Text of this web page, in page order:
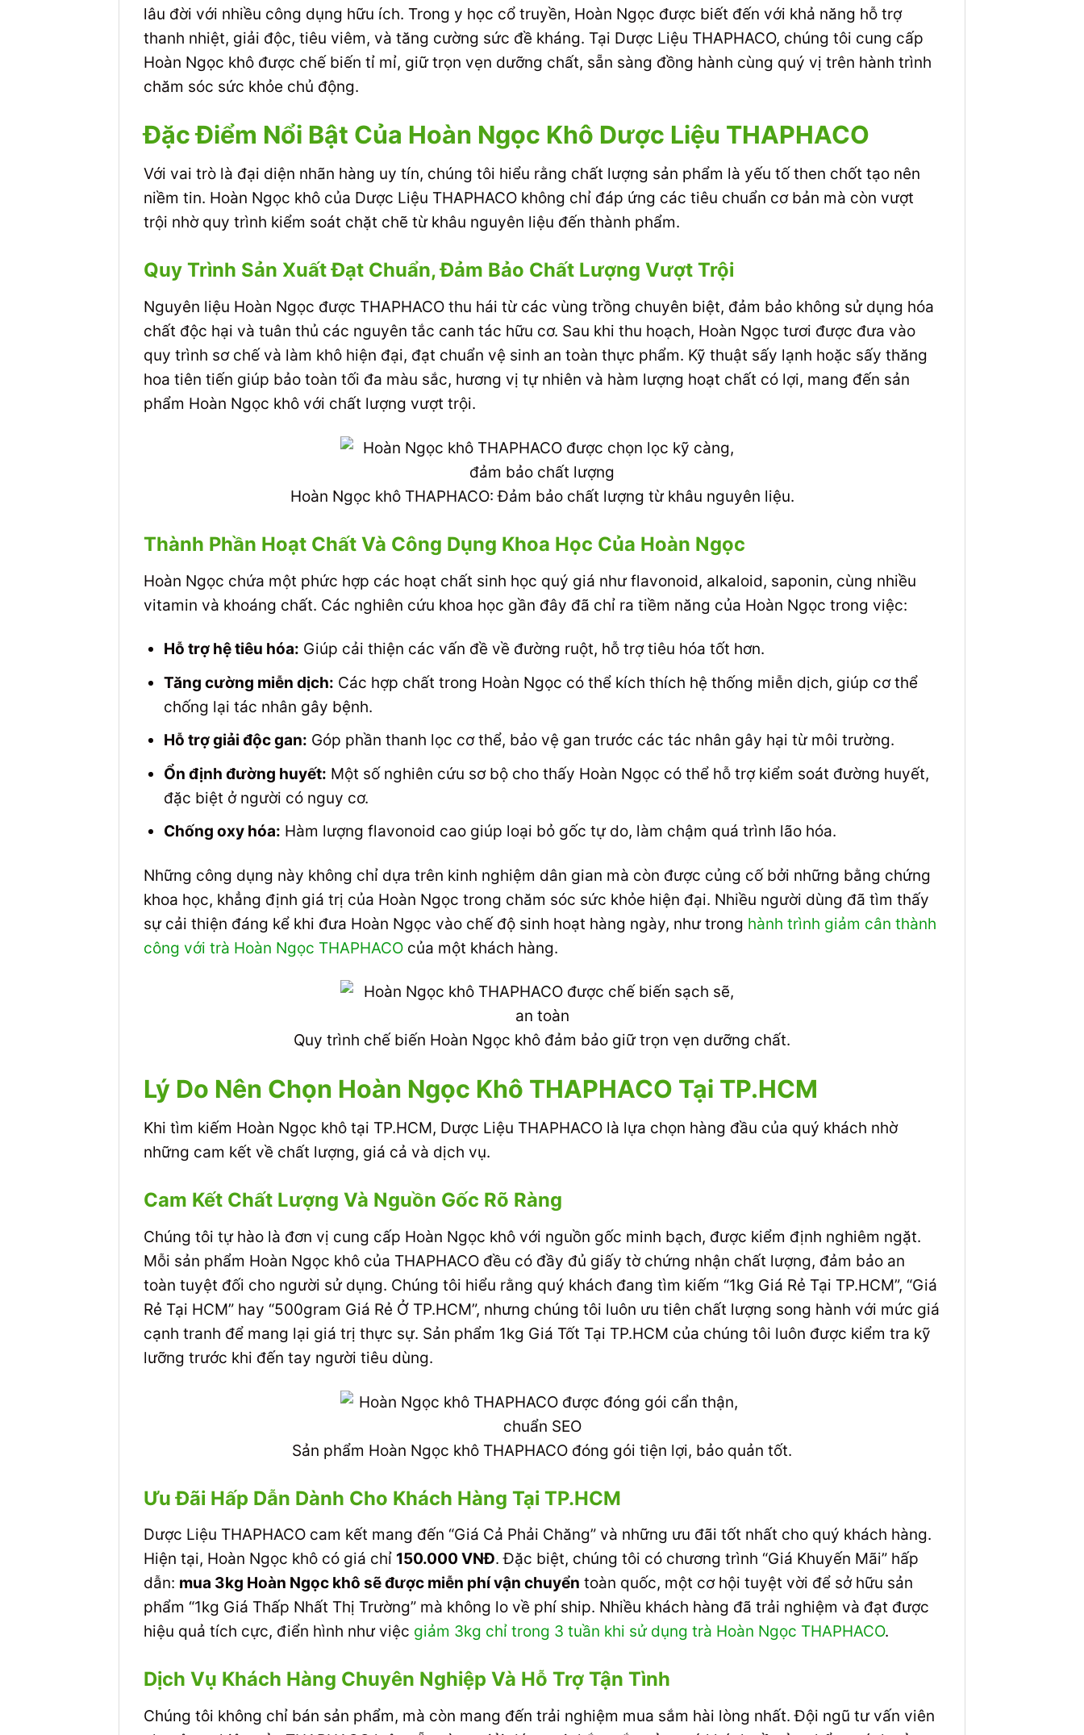
lâu đời với nhiều công dụng hữu ích. Trong y học cổ truyền, Hoàn Ngọc được biết đến với khả năng hỗ trợ
thanh nhiệt, giải độc, tiêu viêm, và tăng cường sức đề kháng. Tại Dược Liệu THAPHACO, chúng tôi cung cấp
Hoàn Ngọc khô được chế biến tỉ mỉ, giữ trọn vẹn dưỡng chất, sẵn sàng đồng hành cùng quý vị trên hành trình
chăm sóc sức khỏe chủ động.
Đặc Điểm Nổi Bật Của Hoàn Ngọc Khô Dược Liệu THAPHACO
Với vai trò là đại diện nhãn hàng uy tín, chúng tôi hiểu rằng chất lượng sản phẩm là yếu tố then chốt tạo nên
niềm tin. Hoàn Ngọc khô của Dược Liệu THAPHACO không chỉ đáp ứng các tiêu chuẩn cơ bản mà còn vượt
trội nhờ quy trình kiểm soát chặt chẽ từ khâu nguyên liệu đến thành phẩm.
Quy Trình Sản Xuất Đạt Chuẩn, Đảm Bảo Chất Lượng Vượt Trội
Nguyên liệu Hoàn Ngọc được THAPHACO thu hái từ các vùng trồng chuyên biệt, đảm bảo không sử dụng hóa
chất độc hại và tuân thủ các nguyên tắc canh tác hữu cơ. Sau khi thu hoạch, Hoàn Ngọc tươi được đưa vào
quy trình sơ chế và làm khô hiện đại, đạt chuẩn vệ sinh an toàn thực phẩm. Kỹ thuật sấy lạnh hoặc sấy thăng
hoa tiên tiến giúp bảo toàn tối đa màu sắc, hương vị tự nhiên và hàm lượng hoạt chất có lợi, mang đến sản
phẩm Hoàn Ngọc khô với chất lượng vượt trội.
Hoàn Ngọc khô THAPHACO: Đảm bảo chất lượng từ khâu nguyên liệu.
Thành Phần Hoạt Chất Và Công Dụng Khoa Học Của Hoàn Ngọc
Hoàn Ngọc chứa một phức hợp các hoạt chất sinh học quý giá như flavonoid, alkaloid, saponin, cùng nhiều
vitamin và khoáng chất. Các nghiên cứu khoa học gần đây đã chỉ ra tiềm năng của Hoàn Ngọc trong việc:
Hỗ trợ hệ tiêu hóa: Giúp cải thiện các vấn đề về đường ruột, hỗ trợ tiêu hóa tốt hơn.
Tăng cường miễn dịch: Các hợp chất trong Hoàn Ngọc có thể kích thích hệ thống miễn dịch, giúp cơ thể
chống lại tác nhân gây bệnh.
Hỗ trợ giải độc gan: Góp phần thanh lọc cơ thể, bảo vệ gan trước các tác nhân gây hại từ môi trường.
Ổn định đường huyết: Một số nghiên cứu sơ bộ cho thấy Hoàn Ngọc có thể hỗ trợ kiểm soát đường huyết,
đặc biệt ở người có nguy cơ.
Chống oxy hóa: Hàm lượng flavonoid cao giúp loại bỏ gốc tự do, làm chậm quá trình lão hóa.
Những công dụng này không chỉ dựa trên kinh nghiệm dân gian mà còn được củng cố bởi những bằng chứng
khoa học, khẳng định giá trị của Hoàn Ngọc trong chăm sóc sức khỏe hiện đại. Nhiều người dùng đã tìm thấy
sự cải thiện đáng kể khi đưa Hoàn Ngọc vào chế độ sinh hoạt hàng ngày, như trong hành trình giảm cân thành
công với trà Hoàn Ngọc THAPHACO của một khách hàng.
Quy trình chế biến Hoàn Ngọc khô đảm bảo giữ trọn vẹn dưỡng chất.
Lý Do Nên Chọn Hoàn Ngọc Khô THAPHACO Tại TP.HCM
Khi tìm kiếm Hoàn Ngọc khô tại TP.HCM, Dược Liệu THAPHACO là lựa chọn hàng đầu của quý khách nhờ
những cam kết về chất lượng, giá cả và dịch vụ.
Cam Kết Chất Lượng Và Nguồn Gốc Rõ Ràng
Chúng tôi tự hào là đơn vị cung cấp Hoàn Ngọc khô với nguồn gốc minh bạch, được kiểm định nghiêm ngặt.
Mỗi sản phẩm Hoàn Ngọc khô của THAPHACO đều có đầy đủ giấy tờ chứng nhận chất lượng, đảm bảo an
toàn tuyệt đối cho người sử dụng. Chúng tôi hiểu rằng quý khách đang tìm kiếm “1kg Giá Rẻ Tại TP.HCM”, “Giá
Rẻ Tại HCM” hay “500gram Giá Rẻ Ở TP.HCM”, nhưng chúng tôi luôn ưu tiên chất lượng song hành với mức giá
cạnh tranh để mang lại giá trị thực sự. Sản phẩm 1kg Giá Tốt Tại TP.HCM của chúng tôi luôn được kiểm tra kỹ
lưỡng trước khi đến tay người tiêu dùng.
Sản phẩm Hoàn Ngọc khô THAPHACO đóng gói tiện lợi, bảo quản tốt.
Ưu Đãi Hấp Dẫn Dành Cho Khách Hàng Tại TP.HCM
Dược Liệu THAPHACO cam kết mang đến “Giá Cả Phải Chăng” và những ưu đãi tốt nhất cho quý khách hàng.
Hiện tại, Hoàn Ngọc khô có giá chỉ 150.000 VNĐ. Đặc biệt, chúng tôi có chương trình “Giá Khuyến Mãi” hấp
dẫn: mua 3kg Hoàn Ngọc khô sẽ được miễn phí vận chuyển toàn quốc, một cơ hội tuyệt vời để sở hữu sản
phẩm “1kg Giá Thấp Nhất Thị Trường” mà không lo về phí ship. Nhiều khách hàng đã trải nghiệm và đạt được
hiệu quả tích cực, điển hình như việc giảm 3kg chỉ trong 3 tuần khi sử dụng trà Hoàn Ngọc THAPHACO.
Dịch Vụ Khách Hàng Chuyên Nghiệp Và Hỗ Trợ Tận Tình
Chúng tôi không chỉ bán sản phẩm, mà còn mang đến trải nghiệm mua sắm hài lòng nhất. Đội ngũ tư vấn viên